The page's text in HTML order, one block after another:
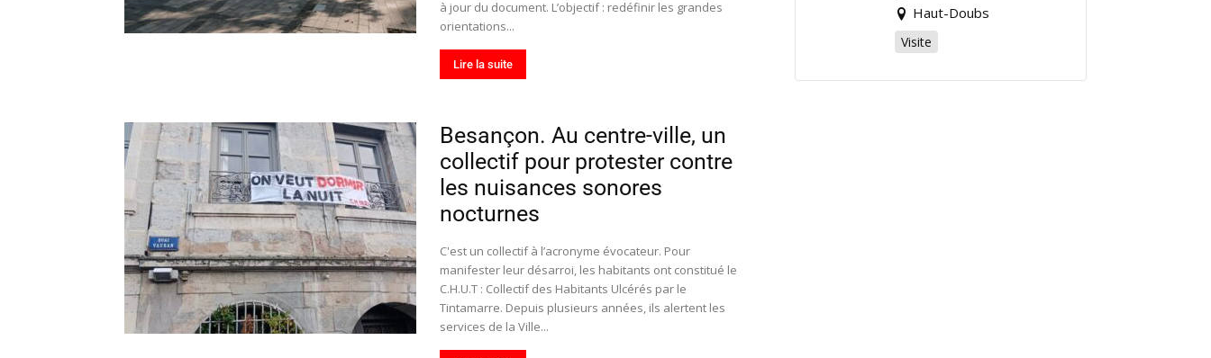
à jour du document. L’objectif : redéfinir les grandes
orientations...
Lire la suite
Besançon. Au centre-ville, un
collectif pour protester contre
les nuisances sonores
nocturnes
C'est un collectif à l’acronyme évocateur. Pour
manifester leur désarroi, les habitants ont constitué le
C.H.U.T : Collectif des Habitants Ulcérés par le
Tintamarre. Depuis plusieurs années, ils alertent les
services de la Ville...
Haut-Doubs
Visite